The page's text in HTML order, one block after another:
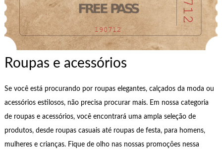
Roupas e acessórios
Se você está procurando por roupas elegantes, calçados da moda ou
acessórios estilosos, não precisa procurar mais. Em nossa categoria
de roupas e acessórios, você encontrará uma ampla seleção de
produtos, desde roupas casuais até roupas de festa, para homens,
mulheres e crianças. Fique de olho nas nossas promoções nessa